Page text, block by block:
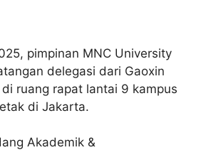
pimpinan MNC University
delegasi dari Gaoxin
ruang rapat lantai 9 kampus
di Jakarta.
Akademik &